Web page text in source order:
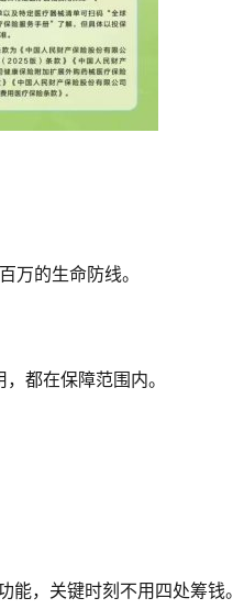
万的生命防线。
都在保障范围内。
，关键时刻不用四处筹钱。